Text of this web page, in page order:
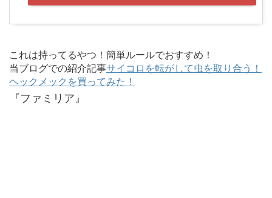
これは持ってるやつ！簡単ルールでおすすめ！
当ブログでの紹介記事サイコロを転がして虫を取り合う！
ヘックメックを買ってみた！
『ファミリア』